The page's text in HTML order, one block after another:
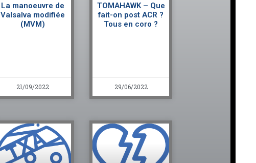
La manoeuvre de
Valsalva modifiée
(MVM)
21/09/2022
TOMAHAWK – Que
fait-on post ACR ?
Tous en coro ?
29/06/2022